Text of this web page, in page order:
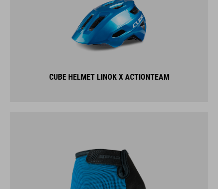
CUBE HELMET LINOK X ACTIONTEAM